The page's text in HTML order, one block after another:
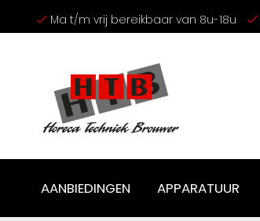
Ga
naar
Ma t/m vrij bereikbaar van 8u-18u
AANBIEDINGEN APPARATUUR